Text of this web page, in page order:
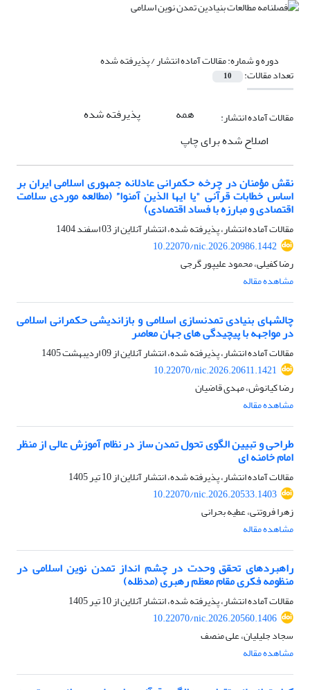
دوره و شماره:مقالات آماده انتشار / پذیرفته شده
تعداد مقالات: 10
مقالات آماده انتشار: همه
پذیرفته شده
اصلاح شده برای چاپ
نقش مؤمنان در چرخه حکمرانی عادلانه جمهوری اسلامی ایران بر
اساس خطابات قرآنی "یا ایها الذین آمنوا” (مطالعه موردی سلامت
اقتصادی و مبارزه با فساد اقتصادی)
مقالات آماده انتشار، پذیرفته شده، انتشار آنلاین از03 اسفند 1404
10.22070/nic.2026.20986.1442
رضا کفیلی، محمود علیپور گرجی
مشاهده مقاله
چالش‏های بنیادی تمدن‏سازی اسلامی و بازاندیشی حکمرانی اسلامی
در مواجهه با پیچیدگی های جهان معاصر
مقالات آماده انتشار، پذیرفته شده، انتشار آنلاین از09 اردیبهشت 1405
10.22070/nic.2026.20611.1421
رضا کیانوش، مهدی قاضیان
مشاهده مقاله
طراحی و تبیین الگوی تحول تمدن ساز در نظام آموزش عالی از منظر
امام خامنه ای
مقالات آماده انتشار، پذیرفته شده، انتشار آنلاین از10 تیر 1405
10.22070/nic.2026.20533.1403
زهرا فروتنی، عطیه بحرانی
مشاهده مقاله
راهبردهای تحقق وحدت در چشم انداز تمدن نوین اسلامی در
منظومه فکری مقام معظم رهبری (مدظله)
مقالات آماده انتشار، پذیرفته شده، انتشار آنلاین از10 تیر 1405
10.22070/nic.2026.20560.1406
سجاد جلیلیان، علی منصف
مشاهده مقاله